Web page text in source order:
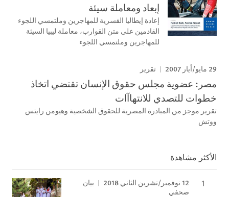
إبعاد ومعاملة سيئة
إعادة إيطاليا القسرية للمھاجرين وملتمسي اللجوء
القادمين على متن القوارب، معاملة ليبيا السيئة
للمھاجرين وملتمسي اللجوء
29 مايو/أيار 2007 تقرير
مصر: عضوية مجلس حقوق الإنسان تقتضي اتخاذ
خطوات للتصدي للانتهاآات
تقرير موجز من المبادرة المصرية للحقوق الشخصية وهيومن رايتس
ووتش
الأكثر مشاهدة
12 نوفمبر/تشرين الثاني 2018
بيان
صحفي